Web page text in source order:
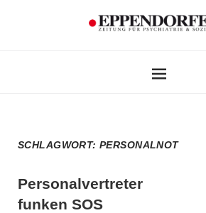
SCHLAGWORT:PERSONALNOT
Personalvertreter
funken SOS